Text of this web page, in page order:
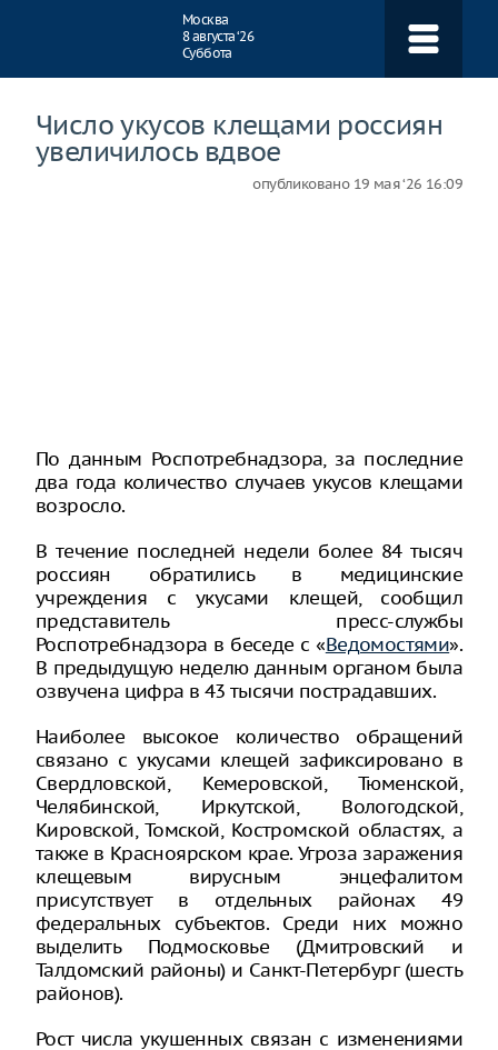
Москва
8 августа ‘26
Суббота
Число укусов клещами россиян
увеличилось вдвое
опубликовано 19 мая ‘26 16:09
По данным Роспотребнадзора, за последние
два года количество случаев укусов клещами
возросло.
В течение последней недели более 84 тысяч
россиян обратились в медицинские
учреждения с укусами клещей, сообщил
представитель пресс-службы
Роспотребнадзора в беседе с «Ведомостями».
В предыдущую неделю данным органом была
озвучена цифра в 43 тысячи пострадавших.
Наиболее высокое количество обращений
связано с укусами клещей зафиксировано в
Свердловской, Кемеровской, Тюменской,
Челябинской, Иркутской, Вологодской,
Кировской, Томской, Костромской областях, а
также в Красноярском крае. Угроза заражения
клещевым вирусным энцефалитом
присутствует в отдельных районах 49
федеральных субъектов. Среди них можно
выделить Подмосковье (Дмитровский и
Талдомский районы) и Санкт-Петербург (шесть
районов).
Рост числа укушенных связан с изменениями